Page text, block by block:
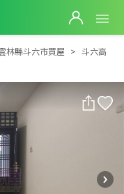
斗六高中旁透天
林縣斗六市買屋
斗六高